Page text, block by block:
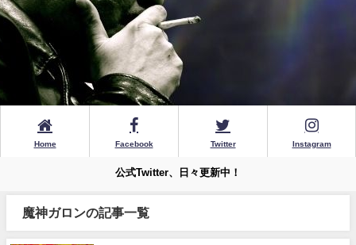
Home Facebook Twitter Instagram
公式Twitter、日々更新中！
魔神ガロンの記事一覧